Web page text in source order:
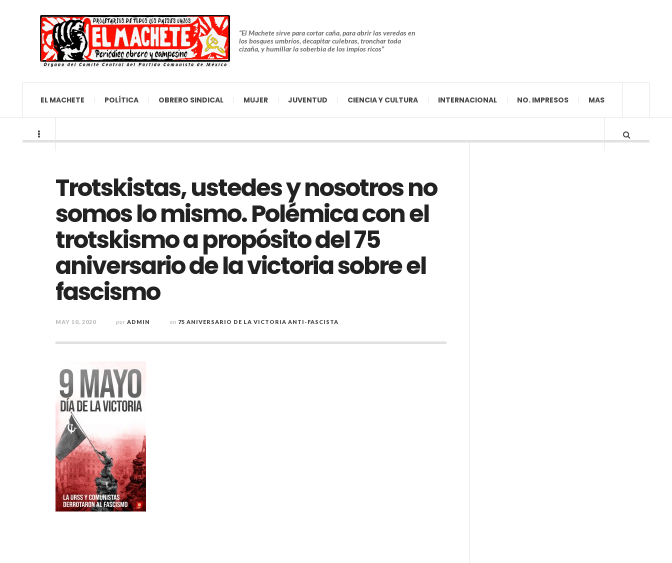
“El Machete sirve para cortar caña, para abrir las veredas en
los bosques umbríos, decapitar culebras, tronchar toda
cizaña, y humillar la soberbia de los impíos ricos”
EL MACHETE POLÍTICA OBRERO SINDICAL MUJER JUVENTUD CIENCIA Y CULTURA INTERNACIONAL NO. IMPRESOS MAS
Trotskistas, ustedes y nosotros no
somos lo mismo. Polémica con el
trotskismo a propósito del 75
aniversario de la victoria sobre el
fascismo
MAY 10, 2020 por ADMIN en 75 ANIVERSARIO DE LA VICTORIA ANTI-FASCISTA